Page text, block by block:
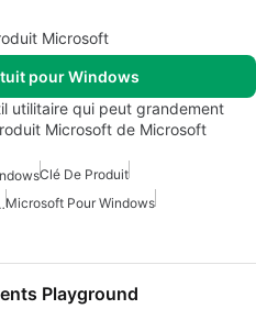
Microsoft
pour Windows
utilitaire qui peut grandement
Microsoft de Microsoft
Clé De Produit
WindowsMicrosoft Pour Windows
Playground